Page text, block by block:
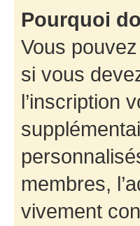
Pourquoi
Vous
si vous
l’inscription
membres,
vivement